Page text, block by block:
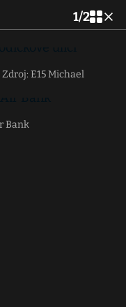
1/2
Zdroj: E15 Michael
Bank